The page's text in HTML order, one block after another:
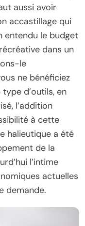
aussi avoir
accastillage qui
entendu le budget
dans un
le
ne bénéficiez
d’outils, en
l’addition
à cette
halieutique a été
de la
l’intime
actuelles
demande.